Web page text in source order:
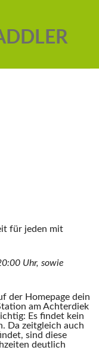
für jeden mit
Uhr, sowie
der Homepage dein
am Achterdiek
Es findet kein
Da zeitgleich auch
sind diese
deutlich